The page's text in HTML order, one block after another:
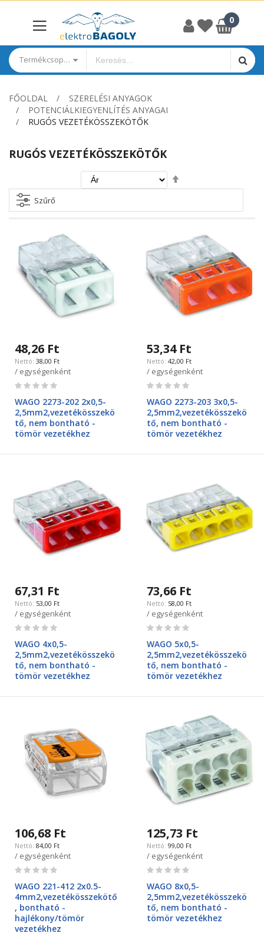
Termékcsoportok
FŐOLDAL
SZERELÉSI ANYAGOK
POTENCIÁLKIEGYENLÍTÉS ANYAGAI
RUGÓS VEZETÉKÖSSZEKÖTŐK
RUGÓS VEZETÉKÖSSZEKÖTŐK
irány
Szűrő
48,26 Ft
38,00 Ft
/ egységenként
Rating:
WAGO 2273-202 2x0,5-
2,5mm2,vezetékösszekö
tő, nem bontható -
tömör vezetékhez
53,34 Ft
42,00 Ft
/ egységenként
Rating:
WAGO 2273-203 3x0,5-
2,5mm2,vezetékösszekö
tő, nem bontható -
tömör vezetékhez
67,31 Ft
53,00 Ft
/ egységenként
Rating:
WAGO 4x0,5-
2,5mm2,vezetékösszekö
tő, nem bontható -
tömör vezetékhez
73,66 Ft
58,00 Ft
/ egységenként
Rating:
WAGO 5x0,5-
2,5mm2,vezetékösszekö
tő, nem bontható -
tömör vezetékhez
106,68 Ft
84,00 Ft
/ egységenként
Rating:
WAGO 221-412 2x0.5-
4mm2,vezetékösszekötő
, bontható -
hajlékony/tömör
vezetékhez
125,73 Ft
99,00 Ft
/ egységenként
Rating:
WAGO 8x0,5-
2,5mm2,vezetékösszekö
tő, nem bontható -
tömör vezetékhez